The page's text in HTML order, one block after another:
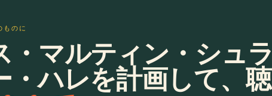
ものに
・マルティン・シュラ
・ハレを計画して、聴